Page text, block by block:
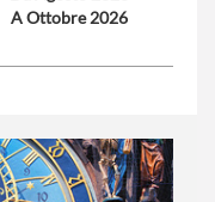
sicuramente vi
A Ottobre 2026